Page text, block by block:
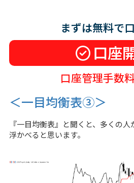
まずは無料で
口座
口座管理手数
＜一目均衡表③＞
『一目均衡表』と聞くと、多くの
浮かべると思います。